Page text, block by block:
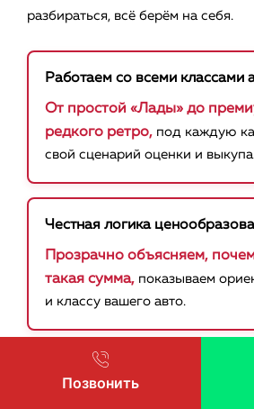
разбираться, всё берём на себя.
Работаем со всеми классами
От простой «Лады» до
редкого ретро, под каждую
свой сценарий оценки и
Честная логика
Прозрачно объясняем,
такая сумма, показываем
и классу вашего авто.
Быстрый выкуп массовых
Позвонить